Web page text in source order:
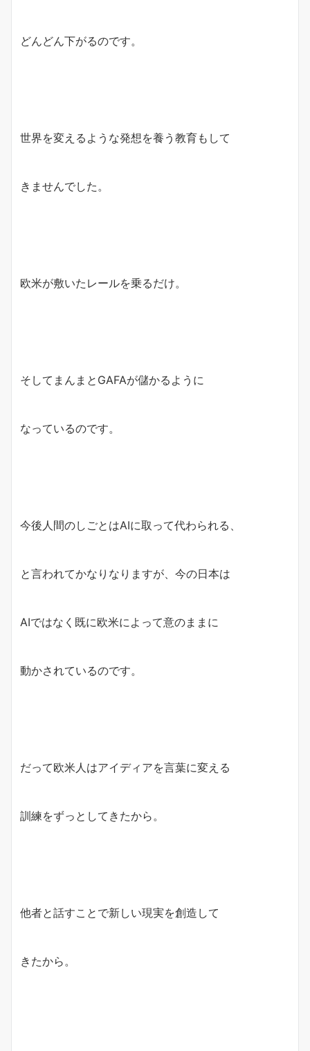
どんどん下がるのです。
世界を変えるような発想を養う教育もして
きませんでした。
欧米が敷いたレールを乗るだけ。
そしてまんまとGAFAが儲かるように
なっているのです。
今後人間のしごとはAIに取って代わられる、
と言われてかなりなりますが、今の日本は
AIではなく既に欧米によって意のままに
動かされているのです。
だって欧米人はアイディアを言葉に変える
訓練をずっとしてきたから。
他者と話すことで新しい現実を創造して
きたから。